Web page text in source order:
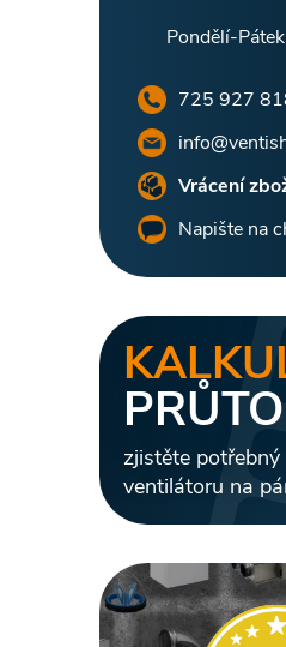
l
Pondělí-
725 927
Vrácení
Napište na
zjistěte
ventilátoru na